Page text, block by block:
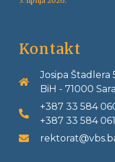
Kontakt
Josipa Štadlera
BiH - 71000
+387 33 584
+387 33 584 061